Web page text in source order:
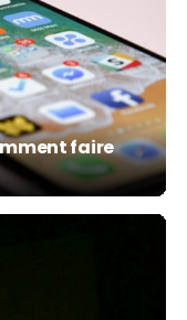
faire